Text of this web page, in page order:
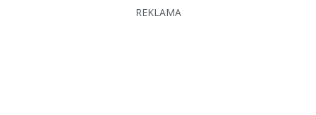
REKLAMA